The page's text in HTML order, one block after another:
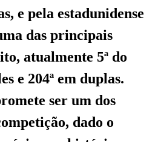
e pela estadunidense
das principais
atualmente 5ª do
e 204ª em duplas.
ser um dos
dado o